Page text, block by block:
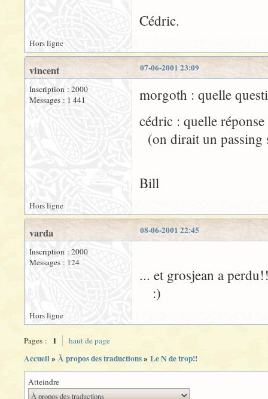
Cédric.
Hors ligne
07-06-2001 23:09
vincent
Inscription : 2000
Messages : 1 441
morgoth : quelle
cédric : quelle
(on dirait un passing
Bill
Hors ligne
08-06-2001 22:45
varda
Inscription : 2000
Messages : 124
... et grosjean a
:)
Hors ligne
Pages : 1 haut de page
Accueil» À propos des traductions» Le N de trop!!
Atteindre